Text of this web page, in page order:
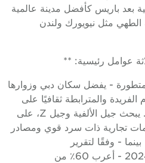
بعد باريس كأفضل مدينة عالمية
مثل نيويورك ولندن
عوامل رئيسية: **
- يفضل سكان دبي وزوارها
الفريدة والمترابطة ثقافيًا على
عروض السلسلة العامة. يبحث جيل الألفية وجيل Z، على
تجارية ذات سرد قوي ومصادر
- وفقًا لتقرير
Euromonitor لعام 2024 - أعرب 60٪ من